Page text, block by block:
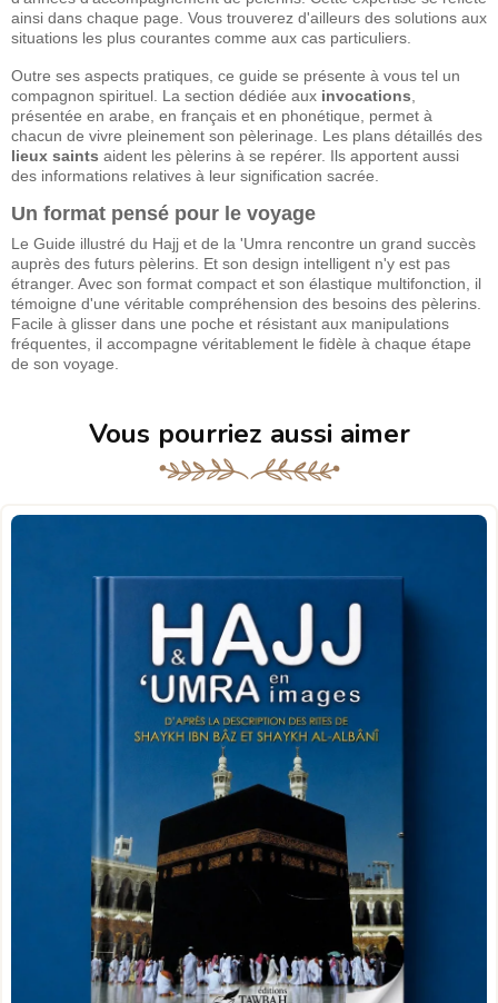
ainsi dans chaque page. Vous trouverez d'ailleurs des solutions aux
situations les plus courantes comme aux cas particuliers.
Outre ses aspects pratiques, ce guide se présente à vous tel un
compagnon spirituel. La section dédiée aux invocations
présentée en arabe, en français et en phonétique, permet à
chacun de vivre pleinement son pèlerinage. Les plans détaillés des
lieux saints aident les pèlerins à se repérer. Ils apportent aussi
des informations relatives à leur signification sacrée.
Un format pensé pour le voyage
Le Guide illustré du Hajj et de la 'Umra rencontre un grand succès
auprès des futurs pèlerins. Et son design intelligent n'y est pas
étranger. Avec son format compact et son élastique multifonction, il
témoigne d'une véritable compréhension des besoins des pèlerins.
Facile à glisser dans une poche et résistant aux manipulations
fréquentes, il accompagne véritablement le fidèle à chaque étape
de son voyage.
Vous pourriez aussi aimer